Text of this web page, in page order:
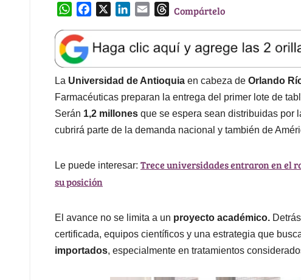
W
a
t
s
A
p
p
e
b
o
o
k
k
e
d
I
n
l
T
e
a
d
s
Compártelo
La Universidad de Antioquia en cabeza de Orlando
Farmacéuticas preparan la entrega del primer lote de
Serán 1,2 millones que se espera sean distribuidas por
cubrirá parte de la demanda nacional y también de
Le puede interesar: Trece universidades entraron en el
su posición
El avance no se limita a un proyecto académico.
certificada, equipos científicos y una estrategia que
importados, especialmente en tratamientos